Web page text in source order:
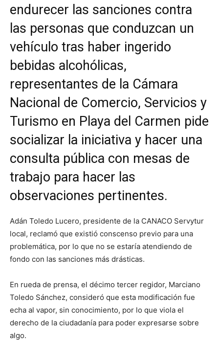
endurecer las sanciones contra
las personas que conduzcan un
vehículo tras haber ingerido
bebidas alcohólicas,
representantes de la Cámara
Nacional de Comercio, Servicios y
Turismo en Playa del Carmen pide
socializar la iniciativa y hacer una
consulta pública con mesas de
trabajo para hacer las
observaciones pertinentes.
Adán Toledo Lucero, presidente de la CANACO Servytur
local, reclamó que existió conscenso previo para una
problemática, por lo que no se estaría atendiendo de
fondo con las sanciones más drásticas.
En rueda de prensa, el décimo tercer regidor, Marciano
Toledo Sánchez, consideró que esta modificación fue
echa al vapor, sin conocimiento, por lo que viola el
derecho de la ciudadanía para poder expresarse sobre
algo.